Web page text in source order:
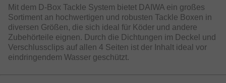
Mit dem D-Box Tackle System bietet DAIWA ein großes
Sortiment an hochwertigen und robusten Tackle Boxen in
diversen Größen, die sich ideal für Köder und andere
Zubehörteile eignen. Durch die Dichtungen im Deckel und
Verschlussclips auf allen 4 Seiten ist der Inhalt ideal vor
eindringendem Wasser geschützt.